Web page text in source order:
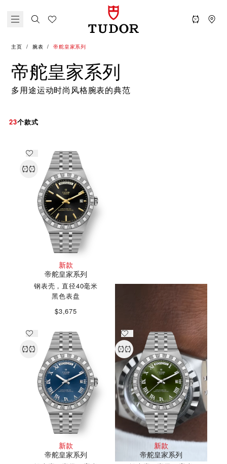
主页 腕表 帝舵皇家系列
帝舵皇家系列
多用途运动时尚风格腕表的典范
23个款式
新款
帝舵皇家系列
钢表壳，直径40毫米
黑色表盘
$3,675
新款
帝舵皇家系列
新款
帝舵皇家系列